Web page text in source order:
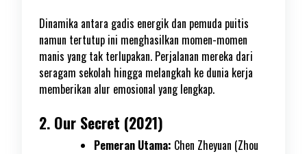
Dinamika antara gadis energik dan pemuda puitis
namun tertutup ini menghasilkan momen-momen
manis yang tak terlupakan. Perjalanan mereka dari
seragam sekolah hingga melangkah ke dunia kerja
memberikan alur emosional yang lengkap.
2. Our Secret (2021)
Pemeran Utama: Chen Zheyuan (Zhou